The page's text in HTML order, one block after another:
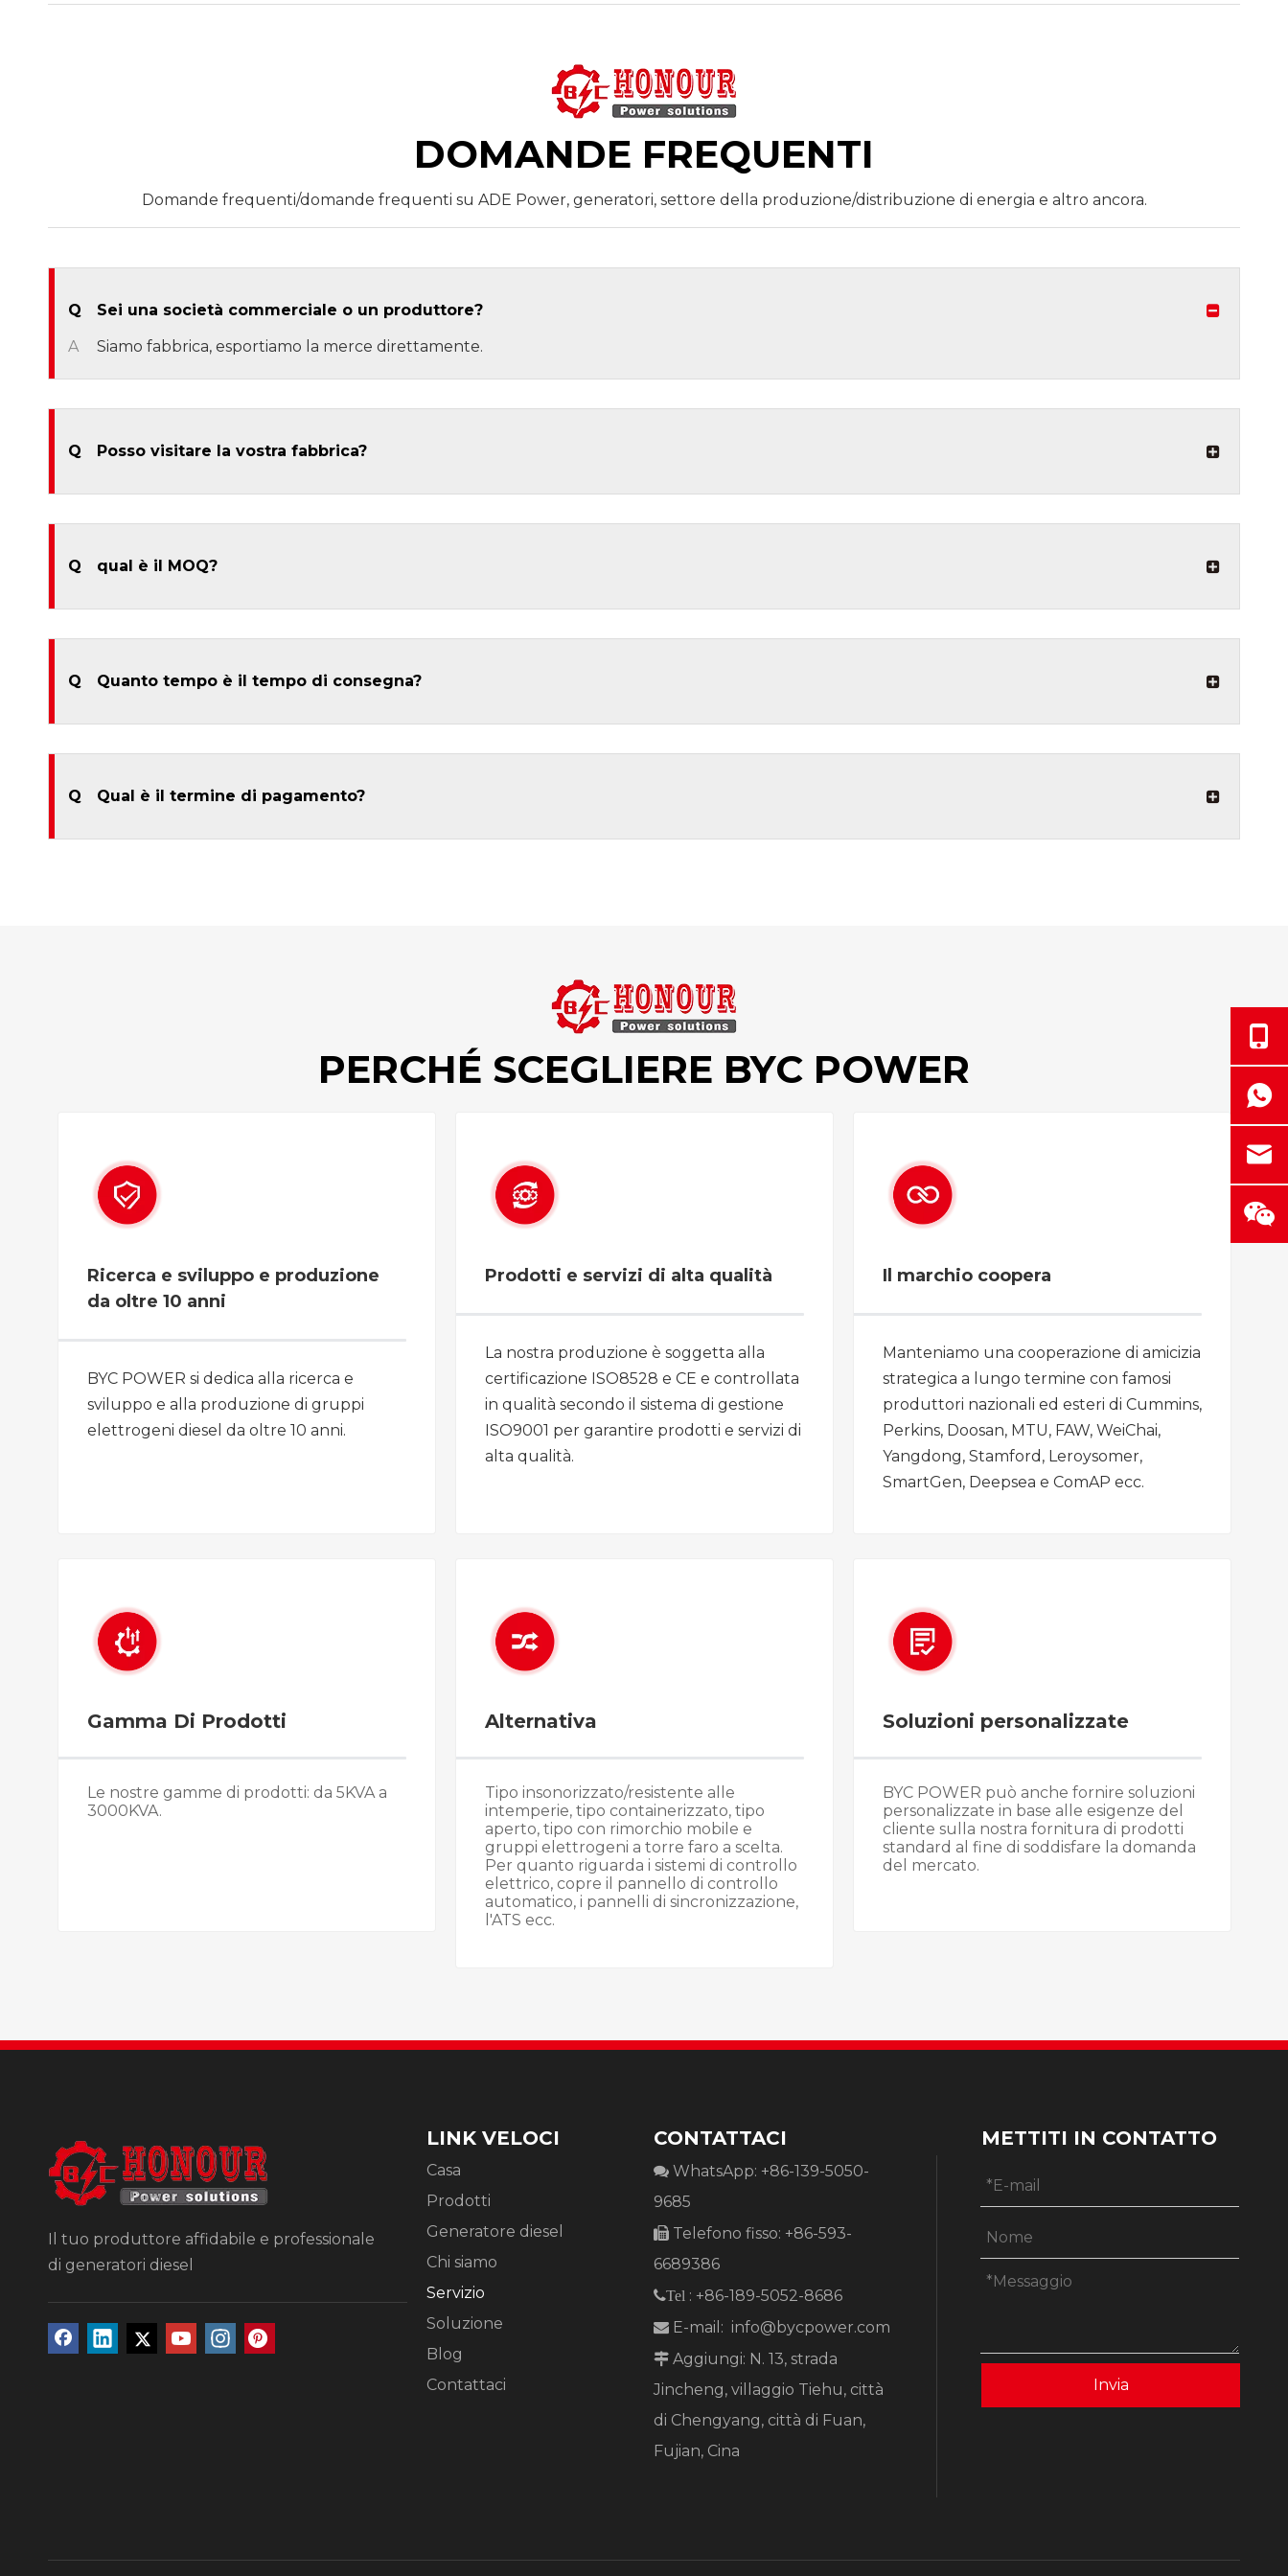
DOMANDE FREQUENTI
Domande frequenti/domande frequenti su ADE Power, generatori, settore della produzione/distribuzione di energia e altro ancora.
Q
Sei una società commerciale o un produttore?
A
Siamo fabbrica, esportiamo la merce direttamente.
Q Posso visitare la vostra fabbrica?
Q qual è il MOQ?
Q Quanto tempo è il tempo di consegna?
Q Qual è il termine di pagamento?
PERCHÉ SCEGLIERE BYC POWER
Ricerca e sviluppo e produzione
da oltre 10 anni
BYC POWER si dedica alla ricerca e
sviluppo e alla produzione di gruppi
elettrogeni diesel da oltre 10 anni.
Prodotti e servizi di alta qualità
La nostra produzione è soggetta alla
certificazione ISO8528 e CE e controllata
in qualità secondo il sistema di gestione
ISO9001 per garantire prodotti e servizi di
alta qualità.
Il marchio coopera
Manteniamo una cooperazione di amicizia
strategica a lungo termine con famosi
produttori nazionali ed esteri di Cummins,
Perkins, Doosan, MTU, FAW, WeiChai,
Yangdong, Stamford, Leroysomer,
SmartGen, Deepsea e ComAP ecc.
Gamma Di Prodotti
Le nostre gamme di prodotti: da 5KVA a
3000KVA.
Alternativa
Tipo insonorizzato/resistente alle
intemperie, tipo containerizzato, tipo
aperto, tipo con rimorchio mobile e
gruppi elettrogeni a torre faro a scelta.
Per quanto riguarda i sistemi di controllo
elettrico, copre il pannello di controllo
automatico, i pannelli di sincronizzazione,
l'ATS ecc.
Soluzioni personalizzate
BYC POWER può anche fornire soluzioni
personalizzate in base alle esigenze del
cliente sulla nostra fornitura di prodotti
standard al fine di soddisfare la domanda
del mercato.
Il tuo produttore affidabile e professionale
di generatori diesel
LINK VELOCI
Casa
Prodotti
Generatore diesel
Chi siamo
Servizio
Soluzione
Blog
Contattaci
CONTATTACI
 WhatsApp: +86-139-5050-
9685
 Telefono fisso: +86-593-
6689386
Tel : +86-189-5052-8686
 E-mail: info@bycpower.com
 Aggiungi: N. 13, strada
Jincheng, villaggio Tiehu, città
di Chengyang, città di Fuan,
Fujian, Cina
METTITI IN CONTATTO
Invia